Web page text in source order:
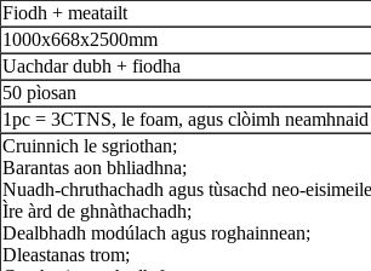
Fiodh + meatailt
1000x668x2500mm
Uachdar dubh + fiodha
50 pìosan
1pc = 3CTNS, le foam, agus clòimh
Cruinnich le sgriothan;
Barantas aon bhliadhna;
Nuadh-chruthachadh agus tùsachd neo-
Ìre àrd de ghnàthachadh;
Dealbhadh modúlach agus roghainnean;
Dleastanas trom;